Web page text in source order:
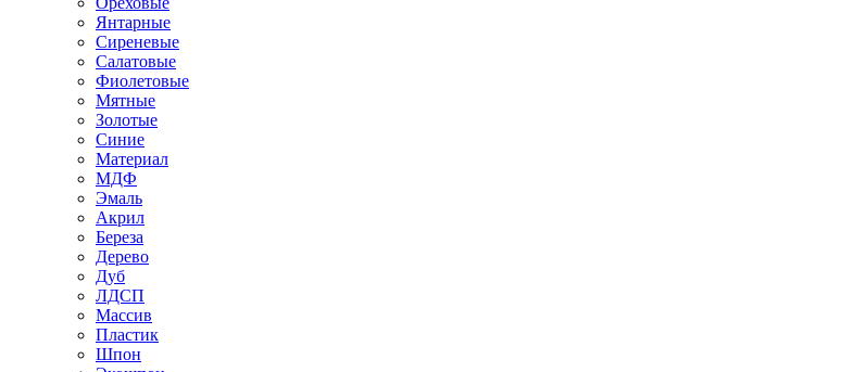
Янтарные
Сиреневые
Салатовые
Фиолетовые
Мятные
Золотые
Синие
Материал
МДФ
Эмаль
Акрил
Береза
Дерево
Дуб
ЛДСП
Массив
Пластик
Шпон